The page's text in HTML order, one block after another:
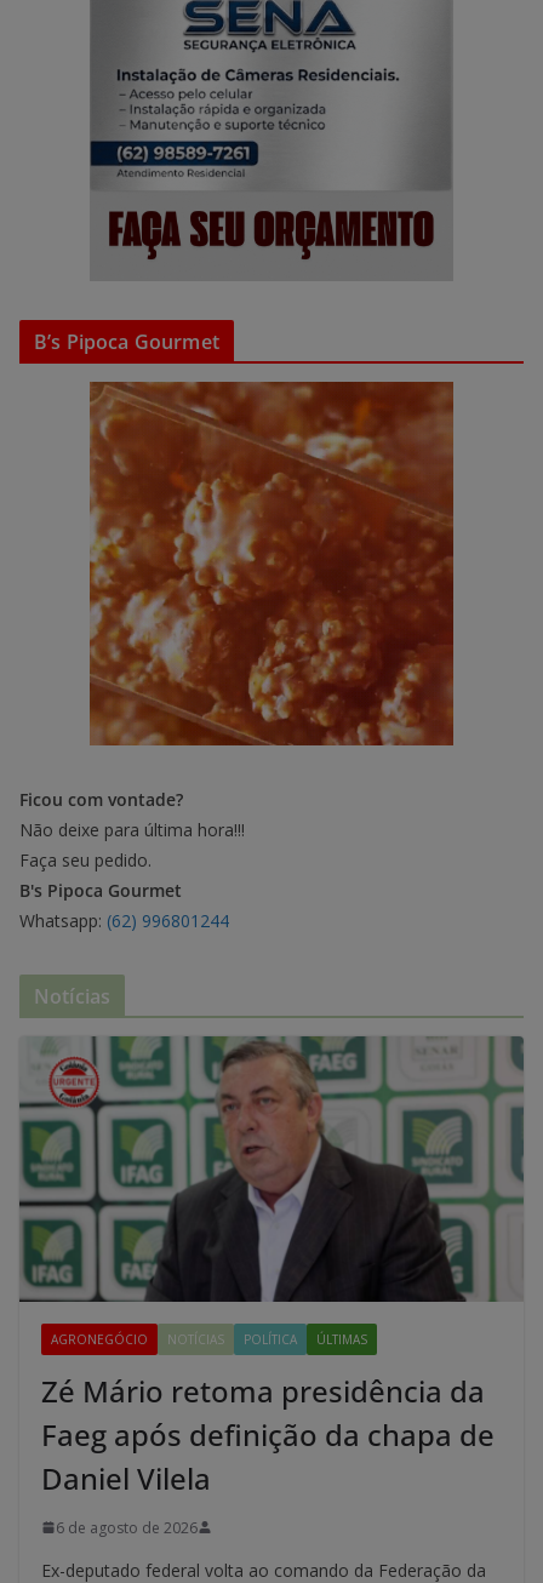
B’s Pipoca Gourmet
Ficou com vontade?
Não deixe para última hora!!!
Faça seu pedido.
B's Pipoca Gourmet
Whatsapp: (62) 996801244
Notícias
AGRONEGÓCIO NOTÍCIAS POLÍTICA ÚLTIMAS
Zé Mário retoma presidência da
Faeg após definição da chapa de
Daniel Vilela
6 de agosto de 2026
Ex-deputado federal volta ao comando da Federação da